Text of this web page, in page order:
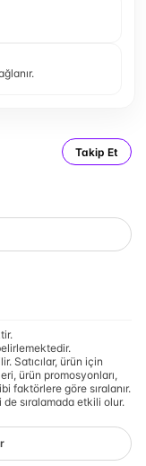
Takip Et
Satıcılar, ürün için
ürün promosyonları,
faktörlere göre sıralanır.
sıralamada etkili olur.